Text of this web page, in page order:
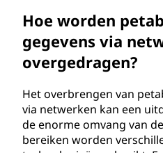
Hoe worden
gegevens via
overgedragen?
Het overbrengen van
via netwerken kan een
de enorme omvang van
bereiken worden